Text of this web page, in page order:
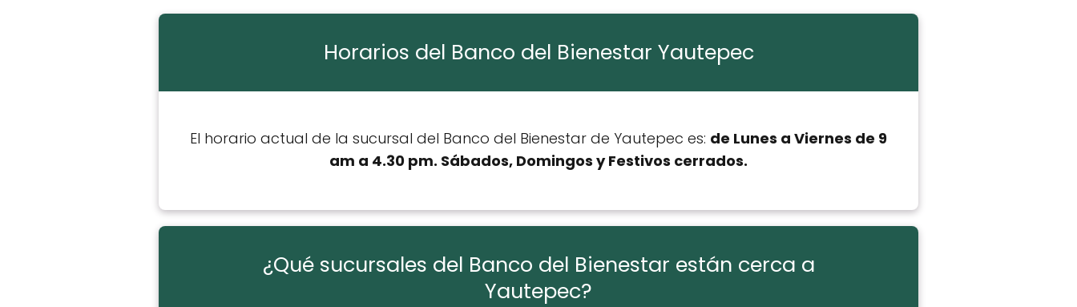
Horarios del Banco del Bienestar Yautepec
El horario actual de la sucursal del Banco del Bienestar de Yautepec es: de Lunes a Viernes de 9
am a 4.30 pm. Sábados, Domingos y Festivos cerrados.
¿Qué sucursales del Banco del Bienestar están cerca a
Yautepec?